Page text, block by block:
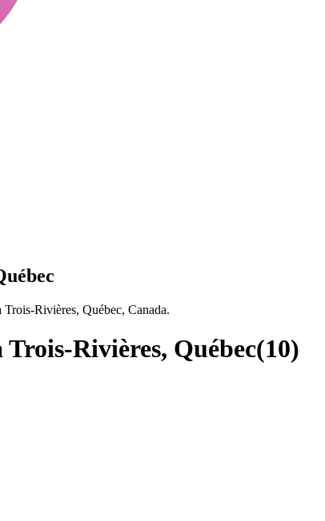
Rivières, Québec, Canada.
Rivières, Québec(10)